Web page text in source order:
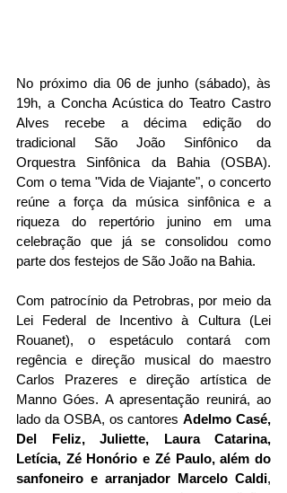
No próximo dia 06 de junho (sábado), às
19h, a Concha Acústica do Teatro Castro
Alves recebe a décima edição do
tradicional São João Sinfônico da
Orquestra Sinfônica da Bahia (OSBA).
Com o tema "Vida de Viajante", o concerto
reúne a força da música sinfônica e a
riqueza do repertório junino em uma
celebração que já se consolidou como
parte dos festejos de São João na Bahia.
Com patrocínio da Petrobras, por meio da
Lei Federal de Incentivo à Cultura (Lei
Rouanet), o espetáculo contará com
regência e direção musical do maestro
Carlos Prazeres e direção artística de
Manno Góes. A apresentação reunirá, ao
lado da OSBA, os cantores Adelmo Casé,
Del Feliz, Juliette, Laura Catarina,
Letícia, Zé Honório e Zé Paulo, além do
sanfoneiro e arranjador Marcelo Caldi,